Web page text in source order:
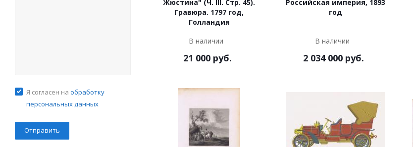
Жюстина" (Ч. III. Стр. 45).
Гравюра. 1797 год,
Голландия
В наличии
21 000руб.
Российская империя, 1893
год
В наличии
2 034 000 руб.
Я согласен на обработку
персональных данных